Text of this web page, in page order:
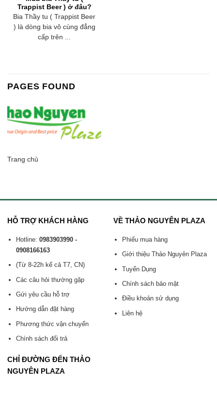
Trappist Beer ) ở đâu?
Bia Thầy tu ( Trappist Beer
) là dòng bia vô cùng đẳng
cấp trên ...
PAGES FOUND
Trang chủ
HỖ TRỢ KHÁCH HÀNG
Hotline: 0983903990 -
0908166163
(Từ 8-22h kể cả T7, CN)
Các câu hỏi thường gặp
Gửi yêu cầu hỗ trợ
Hướng dẫn đặt hàng
Phương thức vận chuyển
Chính sách đổi trả
VỀ THẢO NGUYÊN PLAZA
Phiếu mua hàng
Giới thiệu Thảo Nguyên Plaza
Tuyển Dụng
Chính sách bảo mật
Điều khoản sử dụng
Liên hệ
CHỈ ĐƯỜNG ĐẾN THẢO
NGUYÊN PLAZA